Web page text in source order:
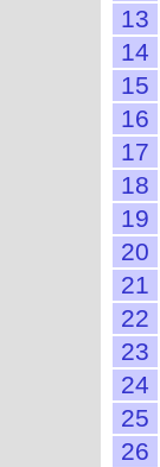
13
14
15
16
17
18
19
20
21
22
23
24
25
26